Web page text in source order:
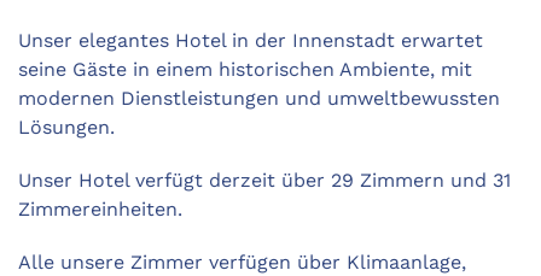
Unser elegantes Hotel in der Innenstadt erwartet
seine Gäste in einem historischen Ambiente, mit
modernen Dienstleistungen und umweltbewussten
Lösungen.
Unser Hotel verfügt derzeit über 29 Zimmern und 31
Zimmereinheiten.
Alle unsere Zimmer verfügen über Klimaanlage,